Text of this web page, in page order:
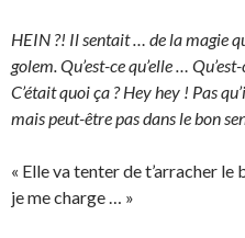
HEIN ?! Il sentait … de la magie
golem. Qu’est-ce qu’elle …
C’était quoi ça ? Hey hey ! Pas
mais peut-être pas dans le bon
« Elle va tenter de t’arracher le
je me charge … »